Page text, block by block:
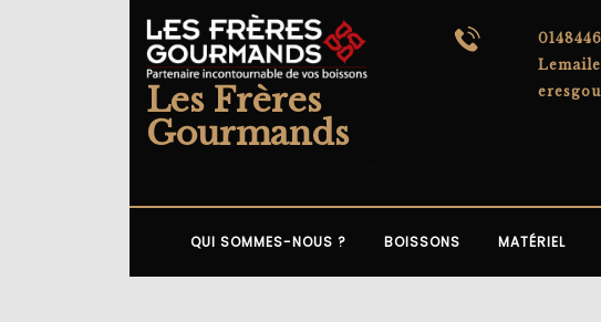
to
content
Les Frères
Gourmands
QUI SOMMES-NOUS ? BOISSONS MATÉRIEL